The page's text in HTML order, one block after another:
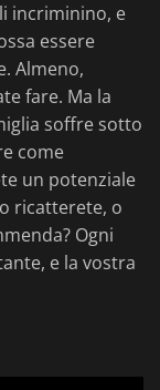
incriminino, e
essere
Almeno,
fare. Ma la
soffre sotto
come
un potenziale
ricatterete, o
Ogni
e la vostra